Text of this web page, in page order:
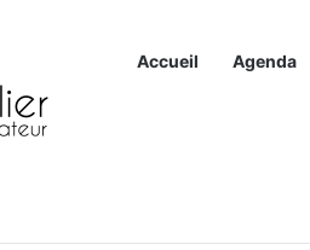
Accueil Agenda